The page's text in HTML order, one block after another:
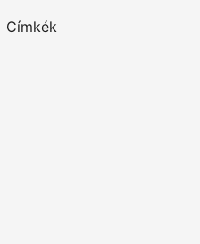
Címkék